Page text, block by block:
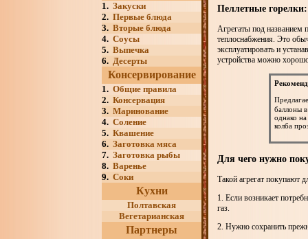
1. Закуски
2. Первые блюда
3. Вторые блюда
4. Соусы
5. Выпечка
6. Десерты
Консервирование
1. Общие правила
2. Консервация
3. Маринование
4. Соление
5. Квашение
6. Заготовка мяса
7. Заготовка рыбы
8. Варенье
9. Соки
Кухни
Полтавская
Вегетарианская
Партнеры
Пеллетные
Агрегаты под названием
теплоснабжения. Это
эксплуатировать и
устройства можно
баллоны
однако
колба
Для чего нужно
Такой агрегат покупают
1. Если возникает
газ.
2. Нужно сохранить